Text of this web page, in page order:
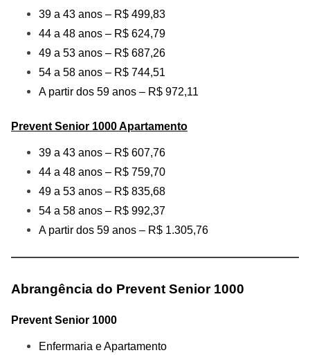
39 a 43 anos – R$ 499,83
44 a 48 anos – R$ 624,79
49 a 53 anos – R$ 687,26
54 a 58 anos – R$ 744,51
A partir dos 59 anos – R$ 972,11
Prevent Senior 1000Apartamento
39 a 43 anos – R$ 607,76
44 a 48 anos – R$ 759,70
49 a 53 anos – R$ 835,68
54 a 58 anos – R$ 992,37
A partir dos 59 anos – R$ 1.305,76
Abrangência do Prevent Senior 1000
Prevent Senior 1000
Enfermaria e Apartamento